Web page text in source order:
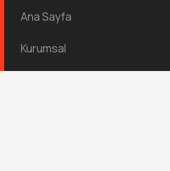
Ana Sayfa
Kurumsal